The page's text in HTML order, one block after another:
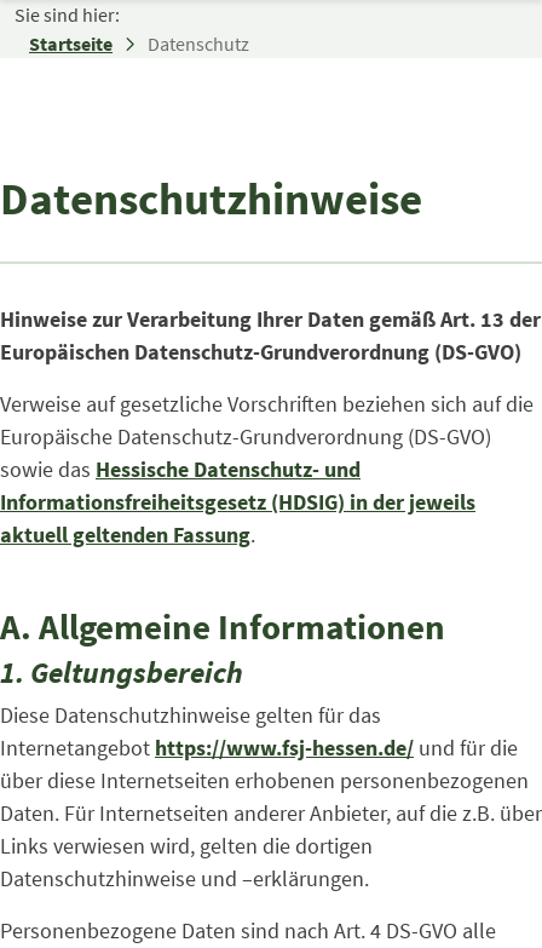
Zum Inhalt springen
Sie sind hier:
Startseite
Datenschutz
Datenschutzhinweise
Hinweise zur Verarbeitung Ihrer Daten gemäß Art. 13 der
Europäischen Datenschutz-Grundverordnung (DS-GVO)
Verweise auf gesetzliche Vorschriften beziehen sich auf die
Europäische Datenschutz-Grundverordnung (DS-GVO)
sowie das Hessische Datenschutz- und
Informationsfreiheitsgesetz (HDSIG) in der jeweils
aktuell geltenden Fassung.
A. Allgemeine Informationen
1. Geltungsbereich
Diese Datenschutzhinweise gelten für das
Internetangebot https://www.fsj-hessen.de/ und für die
über diese Internetseiten erhobenen personenbezogenen
Daten. Für Internetseiten anderer Anbieter, auf die z.B. über
Links verwiesen wird, gelten die dortigen
Datenschutzhinweise und –erklärungen.
Personenbezogene Daten sind nach Art. 4 DS-GVO alle